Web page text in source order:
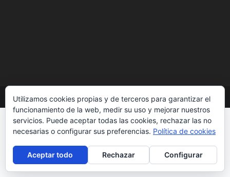
Copyright - WordPress Theme by OceanWP
Utilizamos cookies propias y de terceros para garantizar el
funcionamiento de la web, medir su uso y mejorar nuestros
servicios. Puede aceptar todas las cookies, rechazar las no
necesarias o configurar sus preferencias. Política de cookies
Aceptar todo Rechazar Configurar